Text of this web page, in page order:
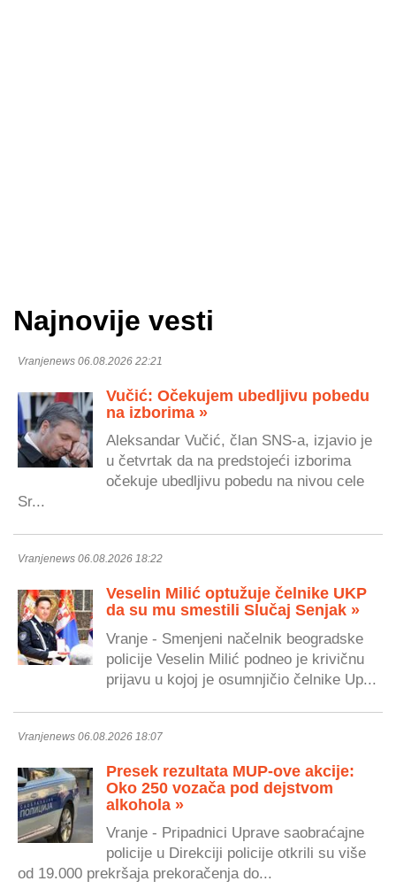
Najnovije vesti
Vranjenews 06.08.2026 22:21
Vučić: Očekujem ubedljivu pobedu
na izborima »
Aleksandar Vučić, član SNS-a, izjavio je
u četvrtak da na predstojeći izborima
očekuje ubedljivu pobedu na nivou cele
Sr...
Vranjenews 06.08.2026 18:22
Veselin Milić optužuje čelnike UKP
da su mu smestili Slučaj Senjak »
Vranje - Smenjeni načelnik beogradske
policije Veselin Milić podneo je krivičnu
prijavu u kojoj je osumnjičio čelnike Up...
Vranjenews 06.08.2026 18:07
Presek rezultata MUP-ove akcije:
Oko 250 vozača pod dejstvom
alkohola »
Vranje - Pripadnici Uprave saobraćajne
policije u Direkciji policije otkrili su više
od 19.000 prekršaja prekoračenja do...